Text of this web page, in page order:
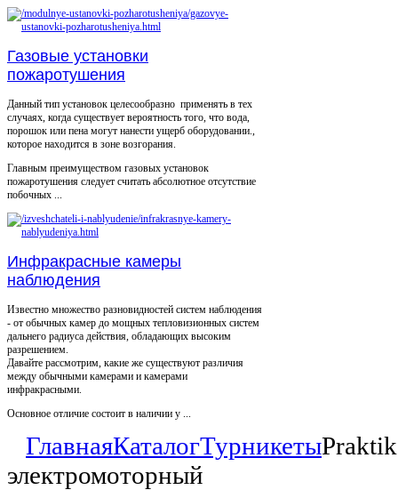
Газовые установки
пожаротушения
Данный тип установок целесообразно применять в тех
случаях, когда существует вероятность того, что вода,
порошок или пена могут нанести ущерб оборудовании.,
которое находится в зоне возгорания.
Главным преимуществом газовых установок
пожаротушения следует считать абсолютное отсутствие
побочных ...
Инфракрасные камеры
наблюдения
Известно множество разновидностей систем наблюдения
- от обычных камер до мощных тепловизионных систем
дальнего радиуса действия, обладающих высоким
разрешением.
Давайте рассмотрим, какие же существуют различия
между обычными камерами и камерами
инфракрасными.
Основное отличие состоит в наличии у ...
ГлавнаяКаталогТурникеты
электромоторный